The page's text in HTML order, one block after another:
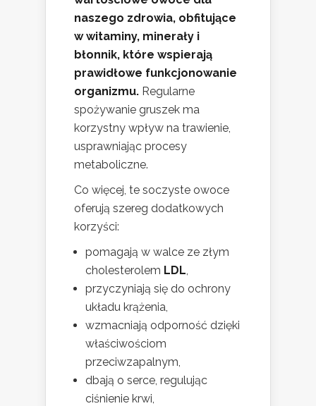
naszego zdrowia, obfitujące
w witaminy, minerały i
błonnik, które wspierają
prawidłowe funkcjonowanie
organizmu. Regularne
spożywanie gruszek ma
korzystny wpływ na trawienie,
usprawniając procesy
metaboliczne.
Co więcej, te soczyste owoce
oferują szereg dodatkowych
korzyści:
pomagają w walce ze złym
cholesterolem LDL
przyczyniają się do ochrony
układu krążenia,
wzmacniają odporność dzięki
właściwościom
przeciwzapalnym,
dbają o serce, regulując
ciśnienie krwi,